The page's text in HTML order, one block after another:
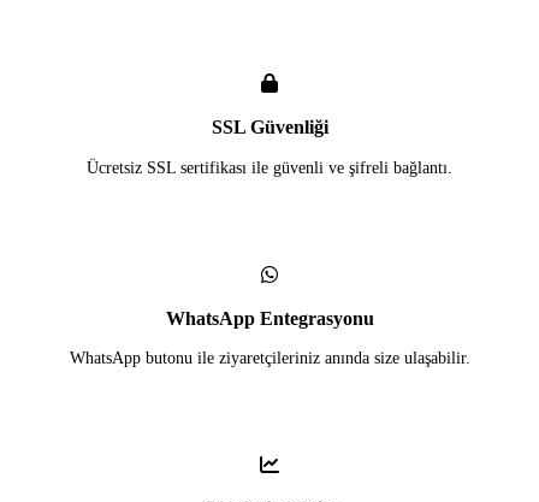
SSL Güvenliği
Ücretsiz SSL sertifikası ile güvenli ve şifreli bağlantı.
WhatsApp Entegrasyonu
WhatsApp butonu ile ziyaretçileriniz anında size ulaşabilir.